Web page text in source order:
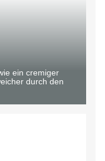
ein cremiger
durch den